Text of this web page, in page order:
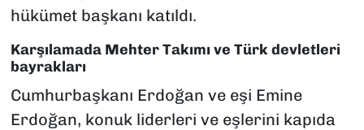
hükümet başkanı katıldı.
Karşılamada Mehter Takımı ve Türk devletleri
bayrakları
Cumhurbaşkanı Erdoğan ve eşi Emine
Erdoğan, konuk liderleri ve eşlerini kapıda